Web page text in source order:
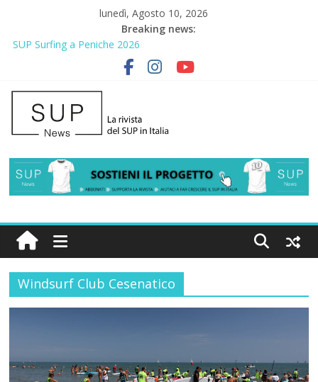
lunedì, Agosto 10, 2026
Breaking news:
SUP Surfing a Peniche 2026
AirSUP a Gallico: prima storica gara per Reggio Calabria
Gallico Paddle Fest 2026: sul lungomare di Gallico torna la festa
del SUP
Porto Selvaggio, a lezione di soccorso con la giornata della
prevenzione
2° Urban Sup Trophy: la regata solidale per lo IOR
Windsurf Club Cesenatico